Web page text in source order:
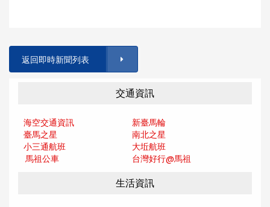
返回即時新聞列表
交通資訊
海空交通資訊
新臺馬輪
臺馬之星
南北之星
小三通航班
大坵航班
馬祖公車
台灣好行@馬祖
生活資訊